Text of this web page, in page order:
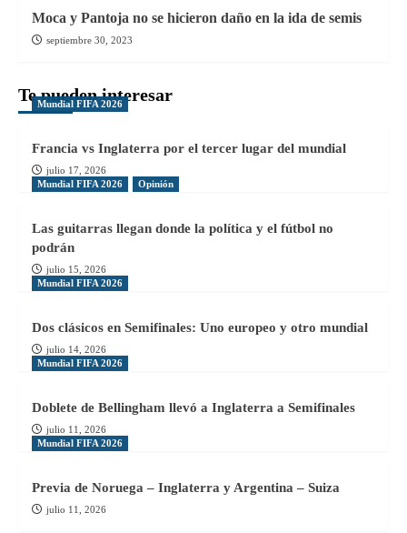
Moca y Pantoja no se hicieron daño en la ida de semis
septiembre 30, 2023
Te pueden interesar
Mundial FIFA 2026
Francia vs Inglaterra por el tercer lugar del mundial
julio 17, 2026
Mundial FIFA 2026
Opinión
Las guitarras llegan donde la política y el fútbol no
podrán
julio 15, 2026
Mundial FIFA 2026
Dos clásicos en Semifinales: Uno europeo y otro mundial
julio 14, 2026
Mundial FIFA 2026
Doblete de Bellingham llevó a Inglaterra a Semifinales
julio 11, 2026
Mundial FIFA 2026
Previa de Noruega – Inglaterra y Argentina – Suiza
julio 11, 2026